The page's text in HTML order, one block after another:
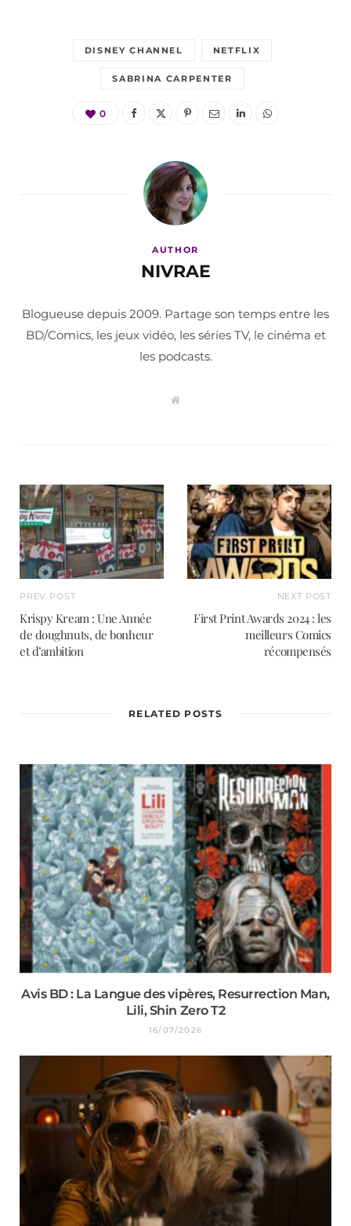
DISNEY CHANNEL NETFLIX
SABRINA CARPENTER
0
AUTHOR
NIVRAE
Blogueuse depuis 2009. Partage son temps entre les
BD/Comics, les jeux vidéo, les séries TV, le cinéma et
les podcasts.
W
PREV POST
Krispy Kream : Une Année
de doughnuts, de bonheur
et d’ambition
NEXT POST
First Print Awards 2024 : les
meilleurs Comics
récompensés
RELATED POSTS
Avis BD : La Langue des vipères, Resurrection Man,
Lili, Shin Zero T2
16/07/2026